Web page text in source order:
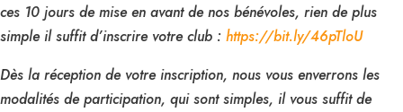
ces 10 jours de mise en avant de nos bénévoles, rien de plus
simple il suffit d’inscrire votre club : https://bit.ly/46pTloU
Dès la réception de votre inscription, nous vous enverrons les
modalités de participation, qui sont simples, il vous suffit de